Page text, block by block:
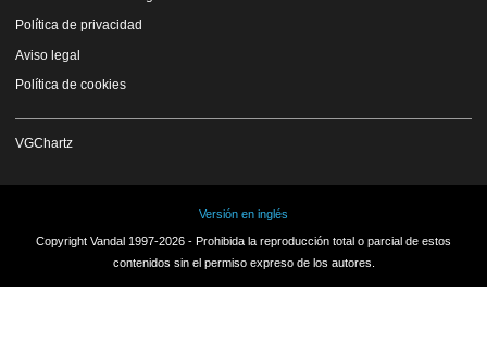
Política de privacidad
Aviso legal
Política de cookies
VGChartz
Versión en inglés
Copyright Vandal 1997-2026 - Prohibida la reproducción total o parcial de estos
contenidos sin el permiso expreso de los autores.